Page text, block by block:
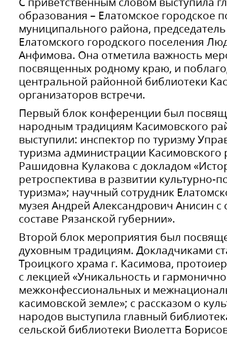
образования – Елатомское городское
муниципального района,
Елатомского городского поселения
Анфимова. Она отметила важность
посвященных родному краю, и
центральной районной библиотеки
организаторов встречи.
Первый блок конференции был
народным традициям Касимовского
выступили: инспектор по туризму
туризма администрации Касимовского
Рашидовна Кулакова с докладом
ретроспектива в развитии культурно-
туризма»; научный сотрудник
музея Андрей Александрович Анисин
составе Рязанской губернии».
Второй блок мероприятия был
духовным традициям. Докладчиками
Троицкого храма г. Касимова,
с лекцией «Уникальность и
межконфессиональных и
касимовской земле»; с рассказом о
народов выступила главный
сельской библиотеки Виолетта